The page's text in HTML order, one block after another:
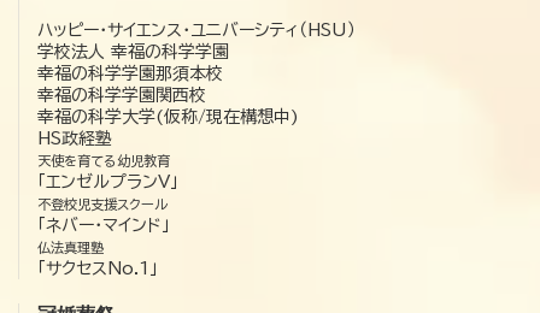
ハッピー・サイエンス・ユニバーシティ（HSU）
学校法人 幸福の科学学園
幸福の科学学園那須本校
幸福の科学学園関西校
幸福の科学大学(仮称/現在構想中)
HS政経塾
天使を育てる幼児教育
「エンゼルプランV」
不登校児支援スクール
「ネバー・マインド」
仏法真理塾
「サクセスNo.1」